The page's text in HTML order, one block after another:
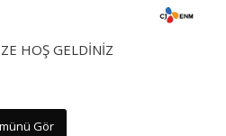
HOŞ GELDINIZ
Gör